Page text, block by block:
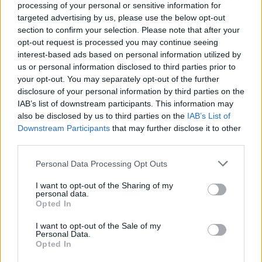
processing of your personal or sensitive information for
targeted advertising by us, please use the below opt-out
section to confirm your selection. Please note that after your
opt-out request is processed you may continue seeing
interest-based ads based on personal information utilized by
us or personal information disclosed to third parties prior to
your opt-out. You may separately opt-out of the further
disclosure of your personal information by third parties on the
IAB’s list of downstream participants. This information may
also be disclosed by us to third parties on the IAB’s List of
Downstream Participants that may further disclose it to other
Please note that this website/app uses one or more Google
not limited to your visit or usage behaviour. You may click to
grant or deny consent to Google and its third-party tags to
use your data for below specified purposes in below Google
consent section.
Personal Data Processing Opt Outs
I want to opt-out of the Sharing of my
personal data.
Opted In
I want to opt-out of the Sale of my
Personal Data.
Opted In
(@dailywarupdates)March 11,
2026
BREAKING — Port of Salalah, Oman.
Fuel tanks on fire right now.
Suspected Iranian drone strike hit oil
storage facilities today — port operations
suspended.
This is not isolated.
Since Feb 28: Duqm port hit. Fujairah
targeted. Ships fired on in Hormuz.
Iran is…
— sébastien LOVE (@sebaLolaLova)